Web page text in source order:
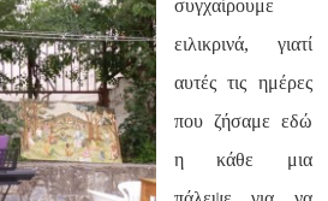
συγχαίρουμε
ειλικρινά, γιατί
αυτές τις ημέρες
που ζήσαμε εδώ
η κάθε μια